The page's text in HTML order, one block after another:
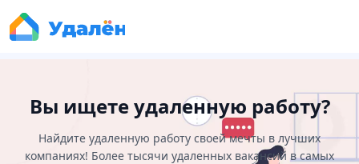
Вы ищете удаленную работу?
Найдите удаленную работу своей мечты в лучших
компаниях! Более тысячи удаленных вакансий в самых